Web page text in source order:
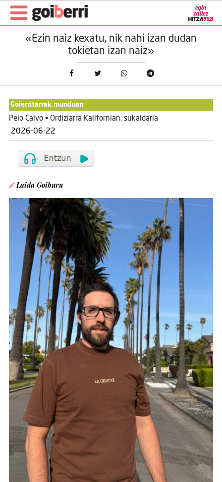
«Ezin naiz kexatu, nik nahi izan dudan
tokietan izan naiz»
Goierritarrak munduan
Peio Calvo • Ordiziarra Kalifornian. sukaldaria
2026-06-22
Laida Goiburu